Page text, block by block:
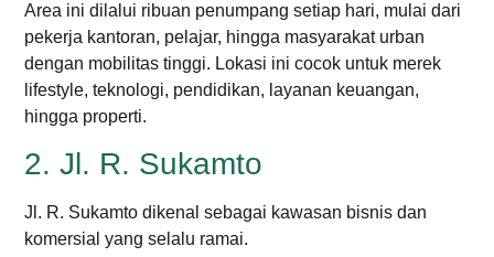
Area ini dilalui ribuan penumpang setiap hari, mulai dari
pekerja kantoran, pelajar, hingga masyarakat urban
dengan mobilitas tinggi. Lokasi ini cocok untuk merek
lifestyle, teknologi, pendidikan, layanan keuangan,
hingga properti.
2. Jl. R. Sukamto
Jl. R. Sukamto dikenal sebagai kawasan bisnis dan
komersial yang selalu ramai.